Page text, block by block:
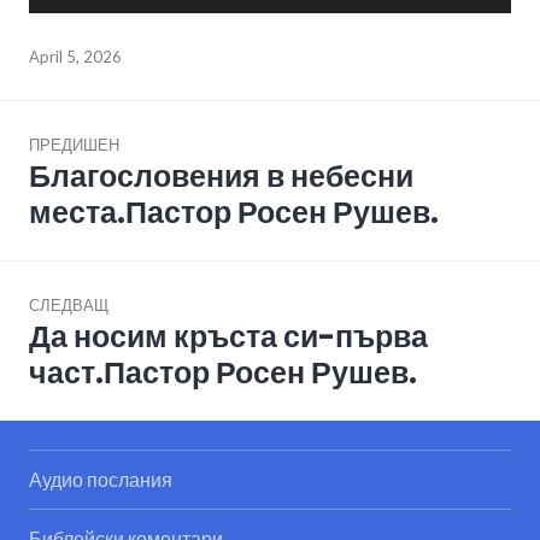
April 5, 2026
navigation
ПРЕДИШЕН
Previous
post:
Благословения в небесни
места.Пастор Росен Рушев.
СЛЕДВАЩ
Next
post:
Да носим кръста си-първа
част.Пастор Росен Рушев.
Аудио послания